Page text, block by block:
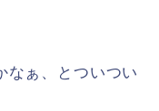
なぁ、とついつい